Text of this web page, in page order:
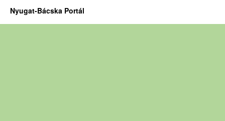
Nyugat-Bácska Portál